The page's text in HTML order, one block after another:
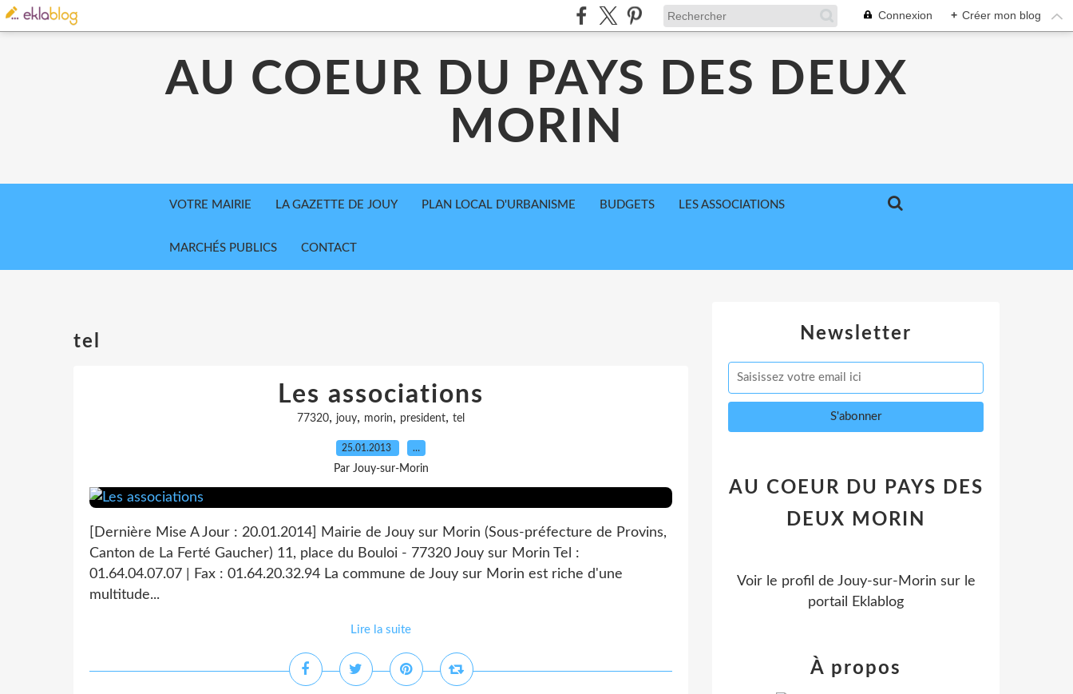
Connexion + Créer mon blog
AU COEUR DU PAYS DES DEUX
MORIN
VOTRE MAIRIE LA GAZETTE DE JOUY PLAN LOCAL D'URBANISME BUDGETS LES ASSOCIATIONS
MARCHÉS PUBLICS CONTACT
tel
Les associations
77320, jouy, morin, president, tel
25.01.2013 …
Par Jouy-sur-Morin
[Dernière Mise A Jour : 20.01.2014] Mairie de Jouy sur Morin (Sous-préfecture de Provins,
Canton de La Ferté Gaucher) 11, place du Bouloi - 77320 Jouy sur Morin Tel :
01.64.04.07.07 | Fax : 01.64.20.32.94 La commune de Jouy sur Morin est riche d'une
multitude...
Lire la suite
Newsletter
AU COEUR DU PAYS DES
DEUX MORIN
Voir le profil de Jouy-sur-Morin sur le
portail Eklablog
À propos